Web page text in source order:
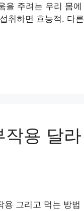
을 주려는 우리 몸에
취하면 효능적. 다른
작용 달라
용 그리고 먹는 방법